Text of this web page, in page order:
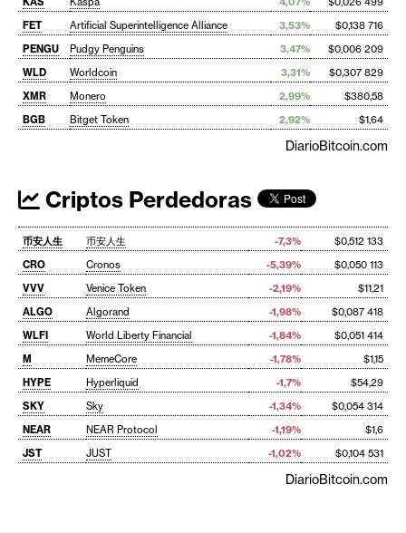
FET
Artificial Superintelligence Alliance 3,53%
$0,138 716
PENGU
Pudgy Penguins 3,47%
$0,006 209
WLD
Worldcoin 3,31%
$0,307 829
XMR
Monero 2,99%
$380,58
BGB
Bitget Token 2,92% $1,64
DiarioBitcoin.com
Criptos Perdedoras
币安人生 币安人生 -7,3%
$0,512 133
CRO
Cronos -5,39%
$0,050 113
VVV
Venice Token -2,19%
$11,21
ALGO
Algorand -1,98%
$0,087 418
WLFI
World Liberty Financial -1,84%
$0,051 414
M
MemeCore -1,78%
$1,15
HYPE
Hyperliquid -1,7%
$54,29
SKY
Sky -1,34%
$0,054 314
NEAR
NEAR Protocol -1,19%
$1,6
JST
JUST -1,02% $0,104 531
DiarioBitcoin.com